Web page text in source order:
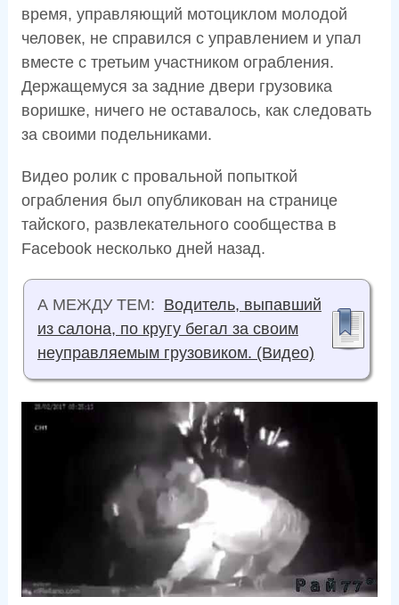
время, управляющий мотоциклом молодой
человек, не справился с управлением и упал
вместе с третьим участником ограбления.
Держащемуся за задние двери грузовика
воришке, ничего не оставалось, как следовать
за своими подельниками.
Видео ролик с провальной попыткой
ограбления был опубликован на странице
тайского, развлекательного сообщества в
Facebook несколько дней назад.
А МЕЖДУ ТЕМ: Водитель, выпавший
из салона, по кругу бегал за своим
неуправляемым грузовиком. (Видео)